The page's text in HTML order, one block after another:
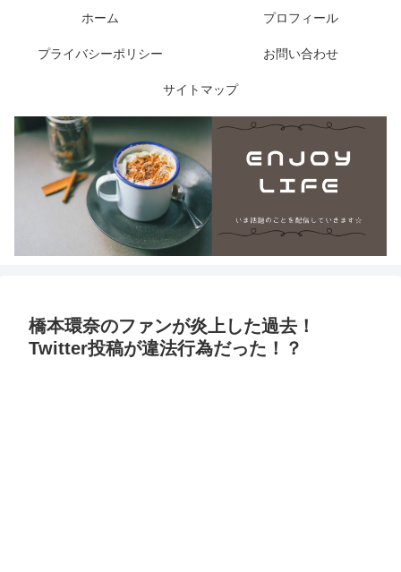
ホーム プロフィール
プライバシーポリシー お問い合わせ
サイトマップ
橋本環奈のファンが炎上した過去！
Twitter投稿が違法行為だった！？